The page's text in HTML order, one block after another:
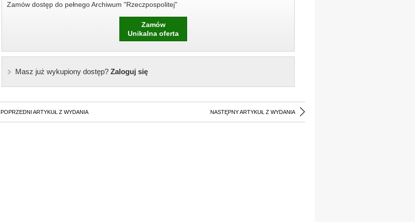
Zamów dostęp do pełnego Archiwum "Rzeczpospolitej"
Zamów
Unikalna oferta
Masz już wykupiony dostęp?Zaloguj się
POPRZEDNI ARTYKUŁ Z WYDANIA NASTĘPNY ARTYKUŁ Z WYDANIA